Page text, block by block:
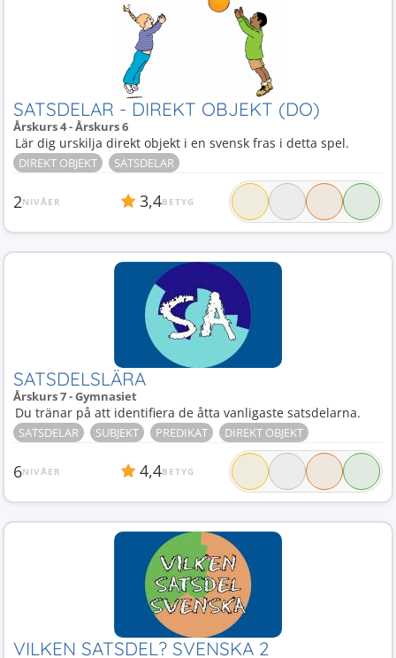
SATSDELAR - DIREKT OBJEKT (DO)
Årskurs 4 - Årskurs 6
Lär dig urskilja direkt objekt i en svensk fras i detta spel.
DIREKT OBJEKT SATSDELAR
2NIVÅER 3,4BETYG
SATSDELSLÄRA
Årskurs 7 - Gymnasiet
Du tränar på att identifiera de åtta vanligaste satsdelarna.
SATSDELAR SUBJEKT PREDIKAT DIREKT OBJEKT
6NIVÅER 4,4BETYG
VILKEN SATSDEL? SVENSKA 2